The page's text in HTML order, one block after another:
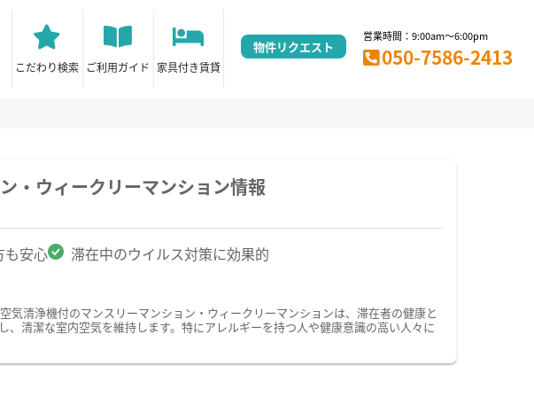
こだわり検索 ご利用ガイド 家具付き賃貸
物件リクエスト
営業時間：9:00am～6:00pm
050-7586-2413
・ウィークリーマンション情報
も安心 滞在中のウイルス対策に効果的
清浄機付のマンスリーマンション・ウィークリーマンションは、滞在者の健康と
清潔な室内空気を維持します。特にアレルギーを持つ人や健康意識の高い人々に